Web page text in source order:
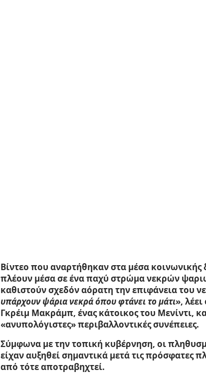
Βίντεο που αναρτήθηκαν στα μέσα κοινωνικής
πλέουν μέσα σε έναπαχύ στρώμα νεκρών
καθιστούν σχεδόν αόρατη την επιφάνεια του
υπάρχουν ψάρια νεκρά όπου φτάνει το μάτι»,
Γκρέιμ Μακράμπ, ένας κάτοικος του Μενίντι,
«ανυπολόγιστες» περιβαλλοντικές συνέπειες.
Σύμφωνα με την τοπική κυβέρνηση, οι
είχαν αυξηθεί σημαντικά μετά τις πρόσφατες
από τότε αποτραβηχτεί.